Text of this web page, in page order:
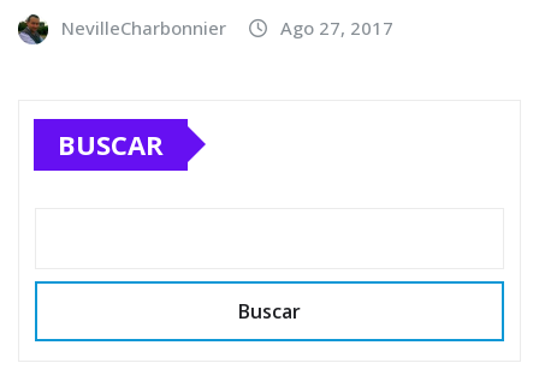
NevilleCharbonnier Ago 27, 2017
BUSCAR
Buscar